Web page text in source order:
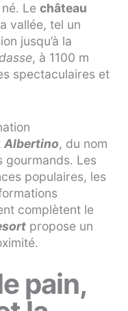
Le château
vallée, tel un
jusqu’à la
, à 1100 m
spectaculaires et
Albertino, du nom
gourmands. Les
populaires, les
complètent le
propose un
pain,